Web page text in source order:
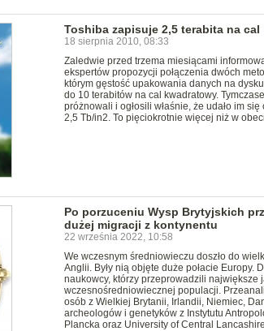
Toshiba zapisuje 2,5 terabita na cal
18 sierpnia 2010, 08:33
Zaledwie przed trzema miesiącami
ekspertów propozycji połączenia dwóch
którym gęstość upakowania danych na
do 10 terabitów na cal kwadratowy.
próżnowali i ogłosili właśnie, że udało im
2,5 Tb/in2. To pięciokrotnie więcej niż w
Po porzuceniu Wysp Brytyjskich
dużej migracji z kontynentu
22 września 2022, 10:58
We wczesnym średniowieczu doszło do
Anglii. Były nią objęte duże połacie Europy.
naukowcy, którzy przeprowadzili największe
wczesnośredniowiecznej populacji.
osób z Wielkiej Brytanii, Irlandii, Niemiec,
archeologów i genetyków z Instytutu
Plancka oraz University of Central